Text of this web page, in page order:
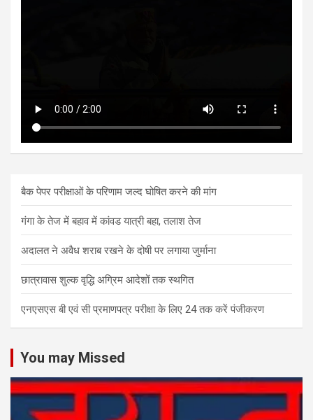
बैक पेपर परीक्षाओं के परिणाम जल्द घोषित करने की मांग
गंगा के तेज में बहाव में कांवड यात्री बहा, तलाश तेज
अदालत ने अवैध शराब रखने के दोषी पर लगाया जुर्माना
छात्रावास शुल्क वृद्धि अग्रिम आदेशों तक स्थगित
एनएसएस बी एवं सी प्रमाणपत्र परीक्षा के लिए 24 तक करें पंजीकरण
You may Missed